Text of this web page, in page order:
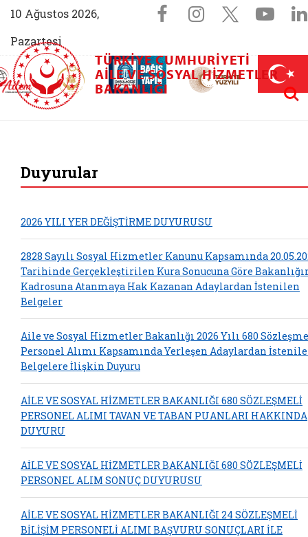
10 Ağustos 2026,
Pazartesi
Sosyal
Facebook
Instagram
X
Aile (yeni sekmede açılır)
AİLEM İletişim Merkezi (yeni sekmede açılır)
Aile ve Nüfus On Yılı (yeni sekmede açılır)
Darülaceze bağış sayfası (yeni
TÜRKIYE CUMHURIYETI
AILE VE SOSYAL HIZMETLER
BAKANLIĞI
Duyurular
2026 YILI YER DEĞİŞTİRME DUYURUSU
2828 Sayılı Sosyal Hizmetler Kanunu Kapsamında
Tarihinde Gerçekleştirilen Kura Sonucuna Göre
Kadrosuna Atanmaya Hak Kazanan Adaylardan İstenilen
Belgeler
Aile ve Sosyal Hizmetler Bakanlığı 2026 Yılı 680
Personel Alımı Kapsamında Yerleşen Adaylardan
Belgelere İlişkin Duyuru
AİLE VE SOSYAL HİZMETLER BAKANLIĞI 680 SÖZLEŞMELİ
PERSONEL ALIMI TAVAN VE TABAN PUANLARI HAKKINDA
DUYURU
AİLE VE SOSYAL HİZMETLER BAKANLIĞI 680 SÖZLEŞMELİ
PERSONEL ALIM SONUÇ DUYURUSU
AİLE VE SOSYAL HİZMETLER BAKANLIĞI 24 SÖZLEŞMELİ
BİLİŞİM PERSONELİ ALIMI BAŞVURU SONUÇLARI İLE